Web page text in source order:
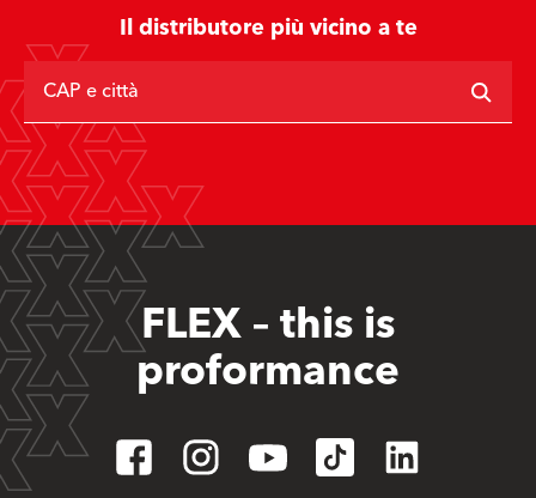
Il distributore più vicino a te
CAP e città
FLEX – this is
proformance